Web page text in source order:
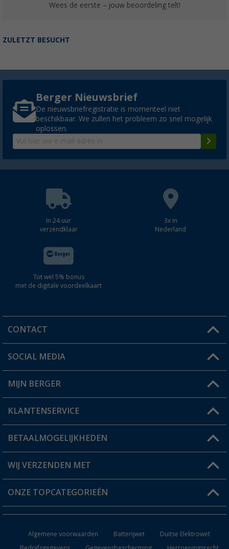
Wees de eerste – jouw beoordeling telt!
ZULETZT BESUCHT
Berger Nieuwsbrief
De nieuwsbriefregistratie is momenteel niet
beschikbaar. We zullen het probleem zo snel mogelijk
oplossen.
In 24 uur
verzendklaar
3x in
Nederland
Tot wel 5% bonus
met de digitale voordeelkaart
CONTACT
Een vraag?
Winkel vinden
SOCIAL MEDIA
MIJN BERGER
Mijn account
Status bestelling
Verlanglijstje
KLANTENSERVICE
FAQ & Contact
Verzendinformatie
Catalogus
BETAALMOGELIJKHEDEN
WIJ VERZENDEN MET
ONZE TOPCATEGORIEËN
Algemene voorwaarden Batterijwet
Duitse Elektrowet